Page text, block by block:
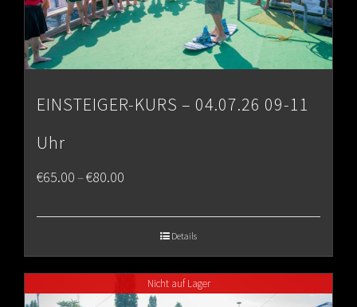
EINSTEIGER-KURS – 04.07.26 09-11
Uhr
€65.00–€80.00
€80.00
Details
Nicht auf Lager